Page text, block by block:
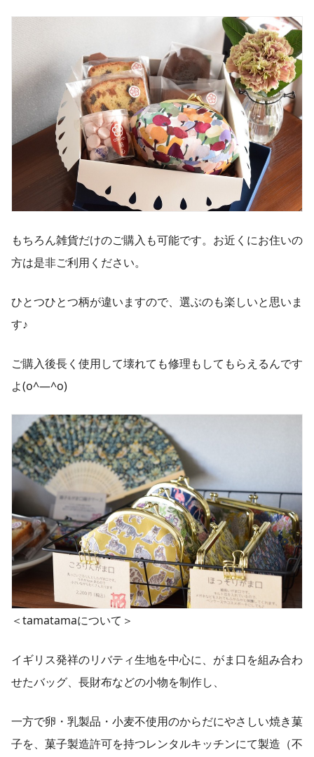
もちろん雑貨だけのご購入も可能です。お近くにお住いの
方は是非ご利用ください。
ひとつひとつ柄が違いますので、選ぶのも楽しいと思いま
す♪
ご購入後長く使用して壊れても修理もしてもらえるんです
よ(o^―^o)
＜tamatamaについて＞
イギリス発祥のリバティ生地を中心に、がま口を組み合わ
せたバッグ、長財布などの小物を制作し、
一方で卵・乳製品・小麦不使用のからだにやさしい焼き菓
子を、菓子製造許可を持つレンタルキッチンにて製造（不